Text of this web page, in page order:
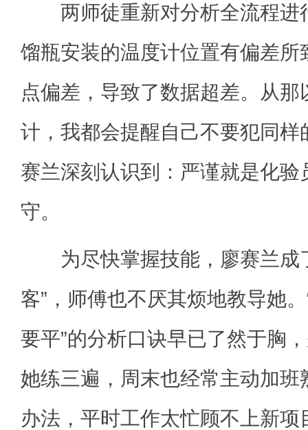
两师徒重新对分析全流程进
馏瓶安装的温度计位置有偏差所
点偏差，导致了数据超差。从
计，我都会提醒自己不要犯同样
赛兰深刻认识到：严谨就是化验
守。
为尽快掌握技能，廖赛兰成
客”，师傅也不厌其烦地教导她
要平”的分析口诀早已了然于胸
她练三遍，周末也经常主动加班
办法，平时工作太忙顾不上新